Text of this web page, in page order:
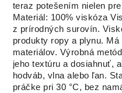
teraz potešením nielen
Materiál: 100% viskóza
z prírodných surovín.
produkty ropy a plynu. Má
materiálov. Výrobná
jeho textúru a dosiahnuť,
hodváb, vlna alebo ľan.
práčke pri 30 °C, bez